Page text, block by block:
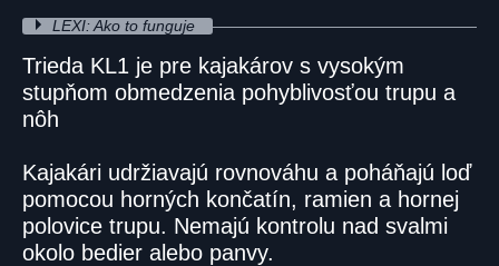
LEXI: Ako to funguje
Trieda KL1 je pre kajakárov s vysokým
stupňom obmedzenia pohyblivosťou trupu a
nôh
Kajakári udržiavajú rovnováhu a poháňajú loď
pomocou horných končatín, ramien a hornej
polovice trupu. Nemajú kontrolu nad svalmi
okolo bedier alebo panvy.